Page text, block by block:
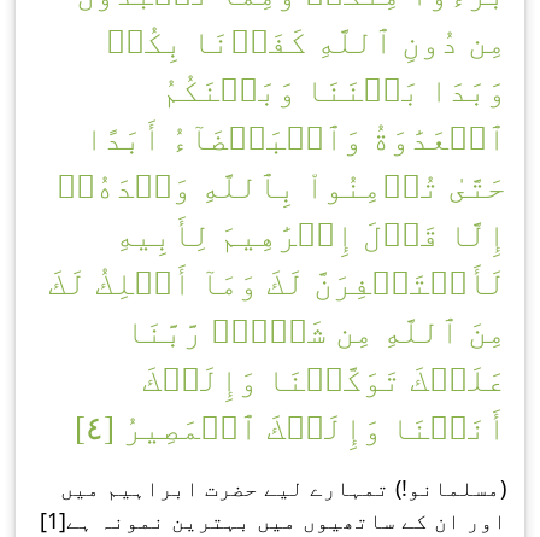
مِن دُونِ ٱللَّهِ كَفَرۡنَا بِكُمۡ
وَبَدَا بَيۡنَنَا وَبَيۡنَكُمُ
ٱلۡعَدَٰوَةُ وَٱلۡبَغۡضَآءُ أَبَدًا
حَتَّىٰ تُؤۡمِنُواْ بِٱللَّهِ وَحۡدَهُۥٓ
إِلَّا قَوۡلَ إِبۡرَٰهِيمَ لِأَبِيهِ
لَأَسۡتَغۡفِرَنَّ لَكَ وَمَآ أَمۡلِكُ لَكَ
مِنَ ٱللَّهِ مِن شَيۡءٖۖ رَّبَّنَا
عَلَيۡكَ تَوَكَّلۡنَا وَإِلَيۡكَ
أَنَبۡنَا وَإِلَيۡكَ ٱلۡمَصِيرُ [٤]
(مسلمانو!) تمہارے لیے حضرت ابراہیم میں
اور ان کے ساتھیوں میں بہترین نمونہ ہے[1]